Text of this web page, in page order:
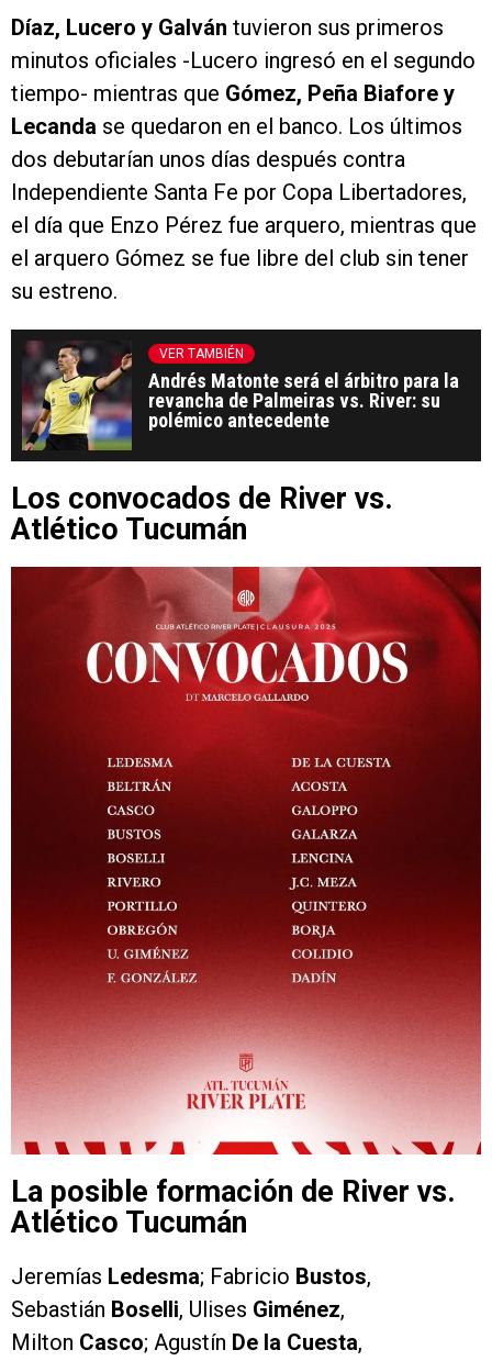
Díaz, Lucero y Galván tuvieron sus primeros
minutos oficiales -Lucero ingresó en el segundo
tiempo- mientras que Gómez, Peña Biafore y
Lecanda se quedaron en el banco. Los últimos
dos debutarían unos días después contra
Independiente Santa Fe por Copa Libertadores,
el día que Enzo Pérez fue arquero, mientras que
el arquero Gómez se fue libre del club sin tener
su estreno.
VER TAMBIÉN
Andrés Matonte será el árbitro para la
revancha de Palmeiras vs. River: su
polémico antecedente
Los convocados de River vs.
Atlético Tucumán
La posible formación de River vs.
Atlético Tucumán
Jeremías Ledesma; Fabricio Bustos,
Sebastián Boselli, Ulises Giménez,
Milton Casco; Agustín De la Cuesta,